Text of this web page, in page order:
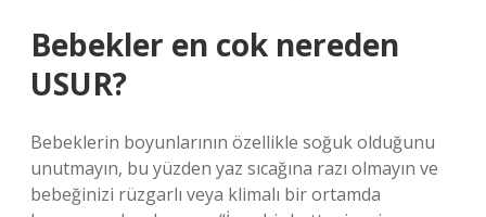
Bebekler en cok nereden
USUR?
Bebeklerin boyunlarının özellikle soğuk olduğunu
unutmayın, bu yüzden yaz sıcağına razı olmayın ve
bebeğinizi rüzgarlı veya klimalı bir ortamda